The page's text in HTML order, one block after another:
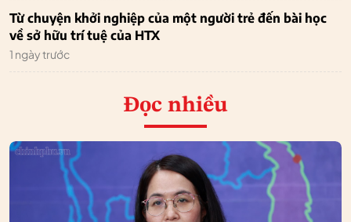
Từ chuyện khởi nghiệp của một người trẻ đến bài học
về sở hữu trí tuệ của HTX
1 ngày trước
Đọc nhiều